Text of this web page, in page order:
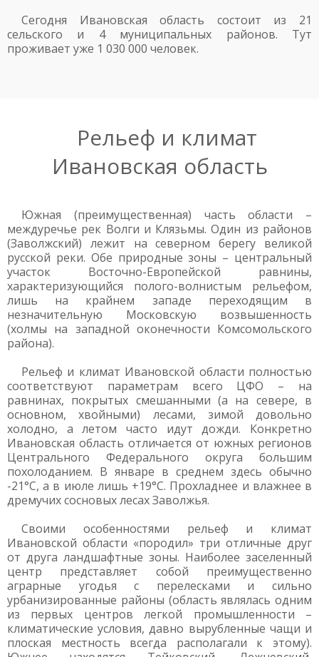
Сегодня Ивановская область состоит из 21
сельского и 4 муниципальных районов. Тут
проживает уже 1 030 000 человек.
Рельеф и климат
Ивановская область
Южная (преимущественная) часть области –
междуречье рек Волги и Клязьмы. Один из районов
(Заволжский) лежит на северном берегу великой
русской реки. Обе природные зоны – центральный
участок Восточно-Европейской равнины,
характеризующийся полого-волнистым рельефом,
лишь на крайнем западе переходящим в
незначительную Московскую возвышенность
(холмы на западной оконечности Комсомольского
района).
Рельеф и климат Ивановской области полностью
соответствуют параметрам всего ЦФО – на
равнинах, покрытых смешанными (а на севере, в
основном, хвойными) лесами, зимой довольно
холодно, а летом часто идут дожди. Конкретно
Ивановская область отличается от южных регионов
Центрального Федерального округа большим
похолоданием. В январе в среднем здесь обычно
-21°С, а в июле лишь +19°С. Прохладнее и влажнее в
дремучих сосновых лесах Заволжья.
Своими особенностями рельеф и климат
Ивановской области «породил» три отличные друг
от друга ландшафтные зоны. Наиболее заселенный
центр представляет собой преимущественно
аграрные угодья с перелесками и сильно
урбанизированные районы (область являлась одним
из первых центров легкой промышленности –
климатические условия, давно вырубленные чащи и
плоская местность всегда располагали к этому).